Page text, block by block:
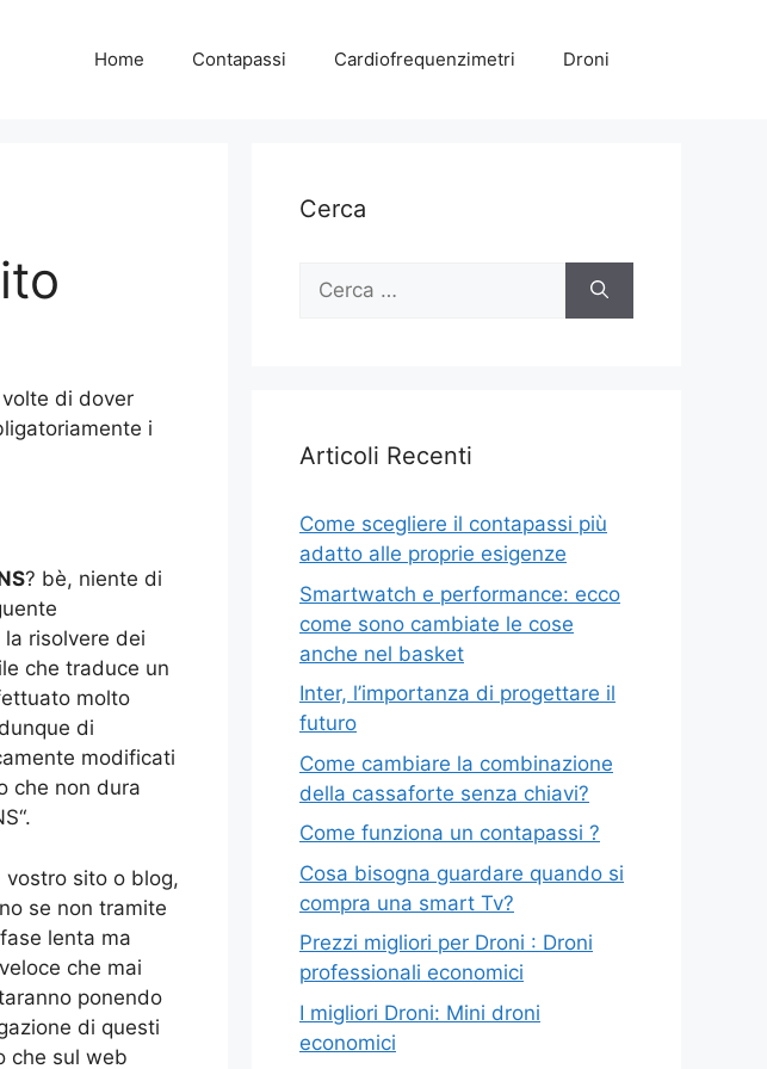
Home Contapassi Cardiofrequenzimetri Droni
di dover
i
? bè, niente di
risolvere dei
che traduce un
molto
di
modificati
che non dura
sito o blog,
se non tramite
lenta ma
che mai
ponendo
di questi
che sul web
Cerca
Ricerca
Articoli Recenti
Come scegliere il contapassi più
adatto alle proprie esigenze
Smartwatch e performance: ecco
come sono cambiate le cose
anche nel basket
Inter, l’importanza di progettare il
futuro
Come cambiare la combinazione
della cassaforte senza chiavi?
Come funziona un contapassi ?
Cosa bisogna guardare quando si
compra una smart Tv?
Prezzi migliori per Droni : Droni
professionali economici
I migliori Droni: Mini droni
economici